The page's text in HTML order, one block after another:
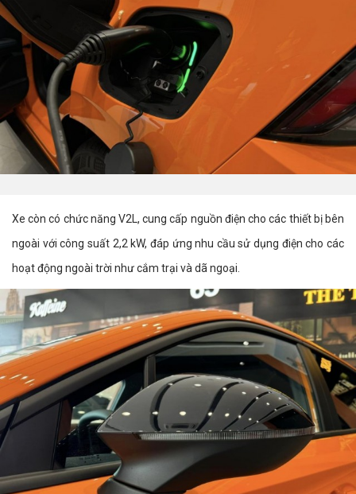
Xe còn có chức năng V2L, cung cấp nguồn điện cho các thiết bị bên
ngoài với công suất 2,2 kW, đáp ứng nhu cầu sử dụng điện cho các
hoạt động ngoài trời như cắm trại và dã ngoại.